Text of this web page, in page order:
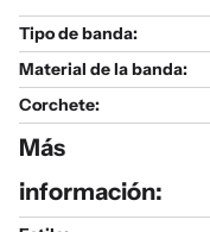
Tipo de banda:
Material de la banda:
Corchete:
Más
información: